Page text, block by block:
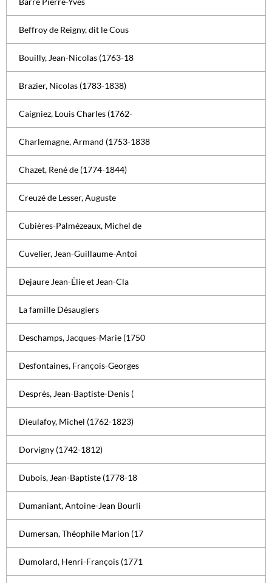
Beffroy de Reigny, dit le Cous
Bouilly, Jean-Nicolas (1763-18
Brazier, Nicolas (1783-1838)
Caigniez, Louis Charles (1762-
Charlemagne, Armand (1753-1838
Chazet, René de (1774-1844)
Creuzé de Lesser, Auguste
Cubières-Palmézeaux, Michel de
Cuvelier, Jean-Guillaume-Antoi
Dejaure Jean-Élie et Jean-Cla
La famille Désaugiers
Deschamps, Jacques-Marie (1750
Desfontaines, François-Georges
Desprès, Jean-Baptiste-Denis (
Dieulafoy, Michel (1762-1823)
Dorvigny (1742-1812)
Dubois, Jean-Baptiste (1778-18
Dumaniant, Antoine-Jean Bourli
Dumersan, Théophile Marion (17
Dumolard, Henri-François (1771